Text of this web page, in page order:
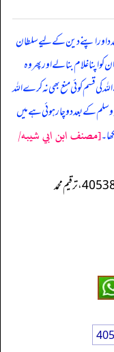
اور اپنے دین کے لیے سلطان
اپنا غلام بنالے اور پھر وہ
کی قسم کوئی منع بھی نہ کرے اللہ
کے بعد دوچار ہوئی ہے میں
[مصنف ابن ابي شيبه/
(مصنف ابن ابي شيبه: ترقيم سعد الشثري 40538، ترقيم محمد